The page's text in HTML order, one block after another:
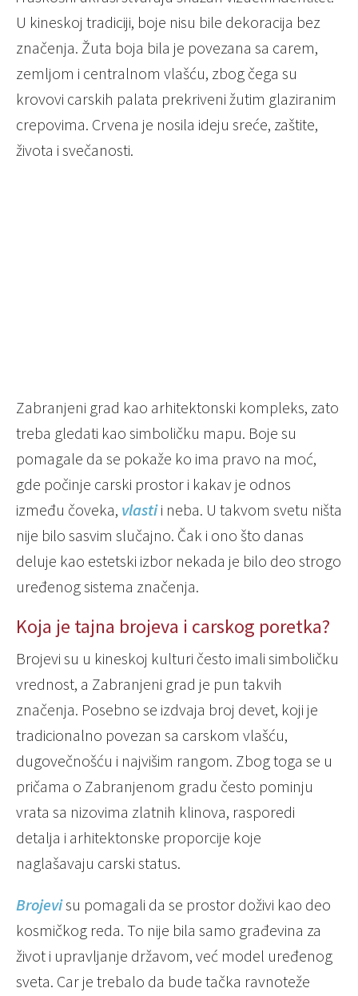
U kineskoj tradiciji, boje nisu bile dekoracija bez
značenja. Žuta boja bila je povezana sa carem,
zemljom i centralnom vlašću, zbog čega su
krovovi carskih palata prekriveni žutim glaziranim
crepovima. Crvena je nosila ideju sreće, zaštite,
života i svečanosti.
Zabranjeni grad kao arhitektonski kompleks, zato
treba gledati kao simboličku mapu. Boje su
pomagale da se pokaže ko ima pravo na moć,
gde počinje carski prostor i kakav je odnos
između čoveka, vlastii neba. U takvom svetu ništa
nije bilo sasvim slučajno. Čak i ono što danas
deluje kao estetski izbor nekada je bilo deo strogo
uređenog sistema značenja.
Koja je tajna brojeva i carskog poretka?
Brojevi su u kineskoj kulturi često imali simboličku
vrednost, a Zabranjeni grad je pun takvih
značenja. Posebno se izdvaja broj devet, koji je
tradicionalno povezan sa carskom vlašću,
dugovečnošću i najvišim rangom. Zbog toga se u
pričama o Zabranjenom gradu često pominju
vrata sa nizovima zlatnih klinova, rasporedi
detalja i arhitektonske proporcije koje
naglašavaju carski status.
Brojevisu pomagali da se prostor doživi kao deo
kosmičkog reda. To nije bila samo građevina za
život i upravljanje državom, već model uređenog
sveta. Car je trebalo da bude tačka ravnoteže